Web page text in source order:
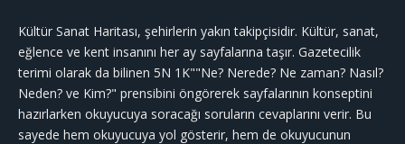
Kültür Sanat Haritası, şehirlerin yakın takipçisidir. Kültür, sanat,
eğlence ve kent insanını her ay sayfalarına taşır. Gazetecilik
terimi olarak da bilinen 5N 1K""Ne? Nerede? Ne zaman? Nasıl?
Neden? ve Kim?" prensibini öngörerek sayfalarının konseptini
hazırlarken okuyucuya soracağı soruların cevaplarını verir. Bu
sayede hem okuyucuya yol gösterir, hem de okuyucunun